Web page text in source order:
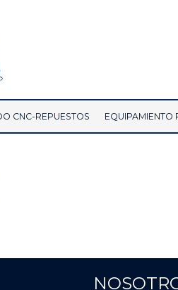
CNC-REPUESTOS EQUIPAMIENTO